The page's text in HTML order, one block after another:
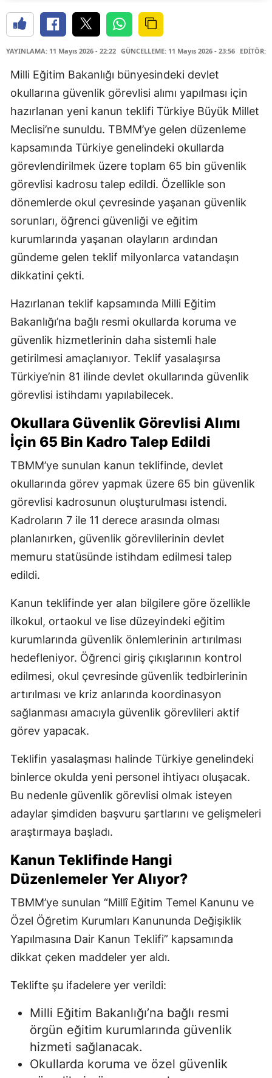
YAYINLAMA: 11 Mayıs 2026 - 22:22 GÜNCELLEME: 11 Mayıs 2026 - 23:56 EDİTÖR:
Milli Eğitim Bakanlığı bünyesindeki devlet
okullarına güvenlik görevlisi alımı yapılması için
hazırlanan yeni kanun teklifi Türkiye Büyük Millet
Meclisi’ne sunuldu. TBMM’ye gelen düzenleme
kapsamında Türkiye genelindeki okullarda
görevlendirilmek üzere toplam 65 bin güvenlik
görevlisi kadrosu talep edildi. Özellikle son
dönemlerde okul çevresinde yaşanan güvenlik
sorunları, öğrenci güvenliği ve eğitim
kurumlarında yaşanan olayların ardından
gündeme gelen teklif milyonlarca vatandaşın
dikkatini çekti.
Hazırlanan teklif kapsamında Milli Eğitim
Bakanlığı’na bağlı resmi okullarda koruma ve
güvenlik hizmetlerinin daha sistemli hale
getirilmesi amaçlanıyor. Teklif yasalaşırsa
Türkiye’nin 81 ilinde devlet okullarında güvenlik
görevlisi istihdamı yapılabilecek.
Okullara Güvenlik Görevlisi Alımı
İçin 65 Bin Kadro Talep Edildi
TBMM’ye sunulan kanun teklifinde, devlet
okullarında görev yapmak üzere 65 bin güvenlik
görevlisi kadrosunun oluşturulması istendi.
Kadroların 7 ile 11 derece arasında olması
planlanırken, güvenlik görevlilerinin devlet
memuru statüsünde istihdam edilmesi talep
edildi.
Kanun teklifinde yer alan bilgilere göre özellikle
ilkokul, ortaokul ve lise düzeyindeki eğitim
kurumlarında güvenlik önlemlerinin artırılması
hedefleniyor. Öğrenci giriş çıkışlarının kontrol
edilmesi, okul çevresinde güvenlik tedbirlerinin
artırılması ve kriz anlarında koordinasyon
sağlanması amacıyla güvenlik görevlileri aktif
görev yapacak.
Teklifin yasalaşması halinde Türkiye genelindeki
binlerce okulda yeni personel ihtiyacı oluşacak.
Bu nedenle güvenlik görevlisi olmak isteyen
adaylar şimdiden başvuru şartlarını ve gelişmeleri
araştırmaya başladı.
Kanun Teklifinde Hangi
Düzenlemeler Yer Alıyor?
TBMM’ye sunulan “Millî Eğitim Temel Kanunu ve
Özel Öğretim Kurumları Kanununda Değişiklik
Yapılmasına Dair Kanun Teklifi” kapsamında
dikkat çeken maddeler yer aldı.
Teklifte şu ifadelere yer verildi:
Milli Eğitim Bakanlığı’na bağlı resmi
örgün eğitim kurumlarında güvenlik
hizmeti sağlanacak.
Okullarda koruma ve özel güvenlik